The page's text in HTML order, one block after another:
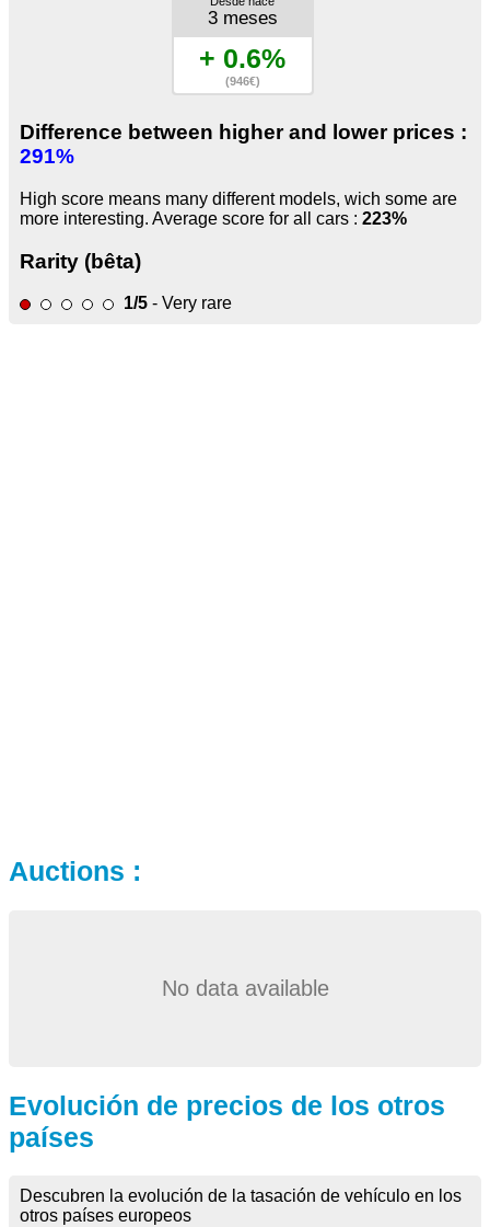
3 meses
+ 0.6%
(946€)
Difference between higher and lower prices :
291%
High score means many different models, wich some are
more interesting. Average score for all cars : 223%
Rarity (bêta)
1/5 - Very rare
Auctions :
No data available
Evolución de precios de los otros
países
Descubren la evolución de la tasación de vehículo en los
otros países europeos